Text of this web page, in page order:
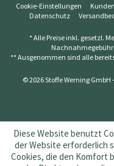
Cookie-Einstellungen
Datenschutz
* Alle Preise inkl. gesetzl.
** Ausgenommen sind alle
© 2026 Stoffe Werning GmbH
Diese Website benutzt
der Website erforderlich
Cookies, die den Komfort